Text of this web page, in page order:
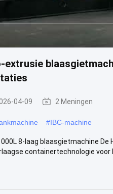
extrusie
04-09 2 Meningen
#IBC-machine
8-laag blaasgietmachine
containertechnologie voor